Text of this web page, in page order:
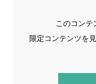
このコンテ
限定コンテンツを